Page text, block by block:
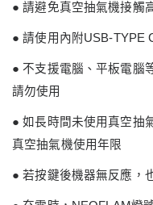
●請避免真空抽氣機接觸
●請使用內附USB-TYPE
●不支援電腦、平板電腦
請勿使用
●如長時間未使用真空抽
真空抽氣機使用年限
●若按鍵後機器無反應，